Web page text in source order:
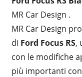
MR Car Design .
MR Car Design
di Ford Focus RS,
con le modifiche
più importanti